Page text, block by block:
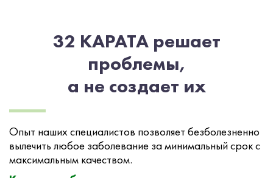
32 КАРАТА решает
проблемы,
а не создает их
Опыт наших специалистов позволяет безболезненно
вылечить любое заболевание за минимальный срок с
максимальным качеством.